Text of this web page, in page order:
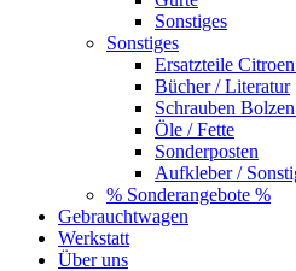
Sonstiges
Sonstiges
Ersatzteile
Bücher / Literatur
Schrauben
Öle / Fette
Sonderposten
Aufkleber /
% Sonderangebote %
Gebrauchtwagen
Werkstatt
Über uns